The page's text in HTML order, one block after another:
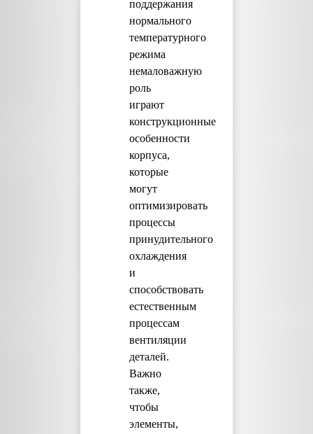
поддержания
нормального
температурного
режима
немаловажную
роль
играют
конструкционные
особенности
корпуса,
которые
могут
оптимизировать
процессы
принудительного
охлаждения
и
способствовать
естественным
процессам
вентиляции
деталей.
Важно
также,
чтобы
элементы,